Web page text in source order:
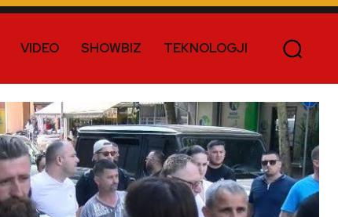
VIDEO SHOWBIZ TEKNOLOGJI